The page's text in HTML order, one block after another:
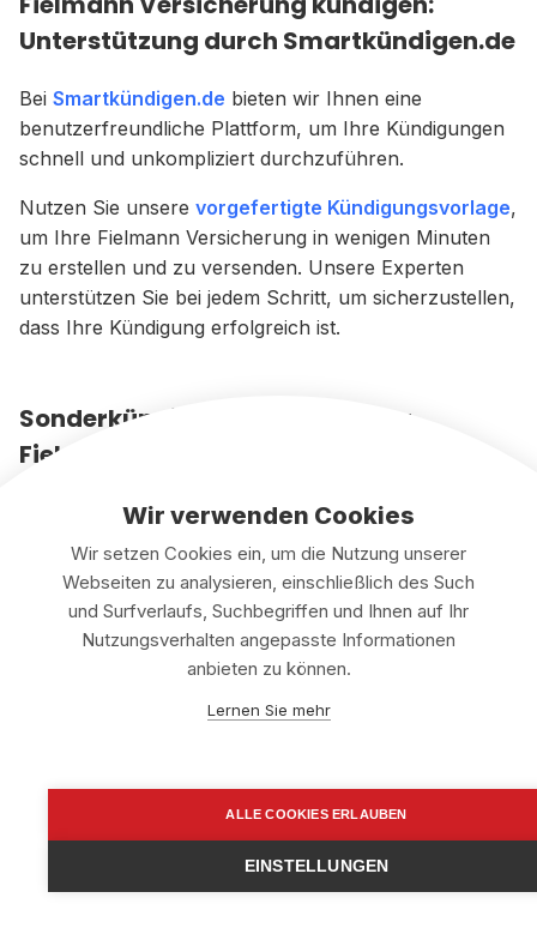
Unterstützung durch Smartkündigen.de
Bei Smartkündigen.de bieten wir Ihnen eine
benutzerfreundliche Plattform, um Ihre Kündigungen
schnell und unkompliziert durchzuführen.
Nutzen Sie unsere vorgefertigte Kündigungsvorlage,
um Ihre Fielmann Versicherung in wenigen Minuten
zu erstellen und zu versenden. Unsere Experten
unterstützen Sie bei jedem Schritt, um sicherzustellen,
dass Ihre Kündigung erfolgreich ist.
Sonderkündigungsrecht bei der
Fielmann Brillenversicherung
In bestimmten Fällen haben Versicherte ein
Sonderkündigungsrecht
, das eine vorzeitige
Kündigung des Vertrags ermöglicht. Ein solches Recht
kann zum Beispiel bestehen, wenn dieVersicherung
Beiträgeerhöht, ohne dass sich die Leistungen
Auch im Fall von gravierenden Änderungen der
Sonderkündigungsrecht Gebrauch machen
können.
Wir verwenden Cookies
Wir setzen Cookies ein, um die Nutzung unserer
Webseiten zu analysieren, einschließlich des Such
und Surfverlaufs, Suchbegriffen und Ihnen auf Ihr
Nutzungsverhalten angepasste Informationen
anbieten zu können.
Lernen Sie mehr
ALLE COOKIES ERLAUBEN
EINSTELLUNGEN